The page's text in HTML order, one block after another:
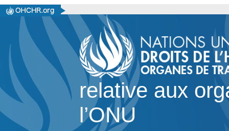
relative aux
l’ONU